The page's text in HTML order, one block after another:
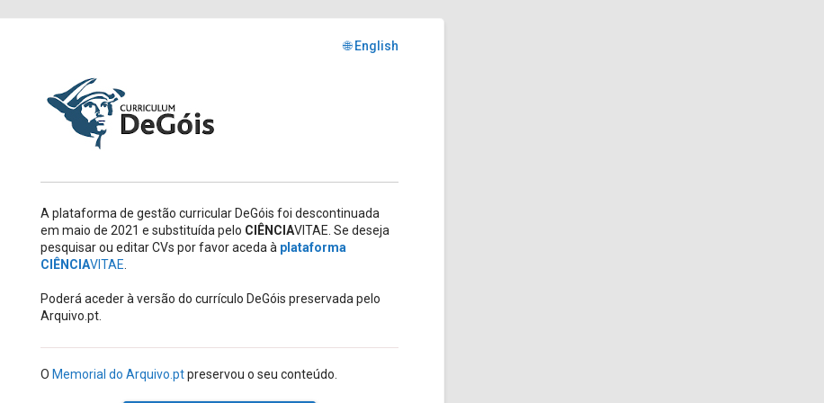
🌐 English
A plataforma de gestão curricular DeGóis foi descontinuada
em maio de 2021 e substituída pelo CIÊNCIAVITAE. Se deseja
pesquisar ou editar CVs por favor aceda à plataforma
CIÊNCIAVITAE
Poderá aceder à versão do currículo DeGóis preservada pelo
Arquivo.pt.
O Memorial do Arquivo.ptpreservou o seu conteúdo.